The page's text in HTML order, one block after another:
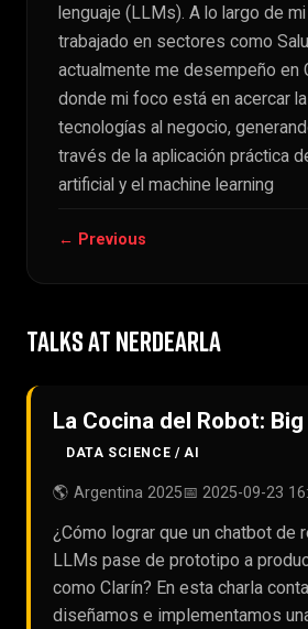
lenguaje (LLMs). A lo largo de
trabajado en sectores como
actualmente me desempeño en
donde mi foco está en acercar
tecnologías al negocio,
través de la aplicación práctica
artificial y el machine learning
← Previous
TALKS AT NERDEARLA
La Cocina del Robot:
DATA SCIENCE / AI
🌎 Argentina 2025📅 2025-09-23
¿Cómo lograr que un chatbot de
LLMs pase de prototipo a
como Clarín? En esta charla
diseñamos e implementamos